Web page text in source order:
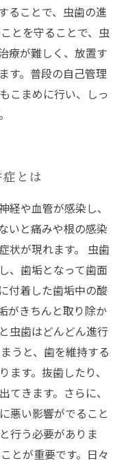
ることで、虫歯の進
とを守ることで、虫
療が難しく、放置す
す。普段の自己管理
こまめに行い、しっ
とは
経や血管が感染し、
いと痛みや根の感染
状が現れます。 虫歯
、歯垢となって歯面
付着した歯垢中の酸
がきちんと取り除か
虫歯はどんどん進行
うと、歯を維持する
ます。抜歯したり、
てきます。さらに、
悪い影響がでること
行う必要がありま
とが重要です。日々